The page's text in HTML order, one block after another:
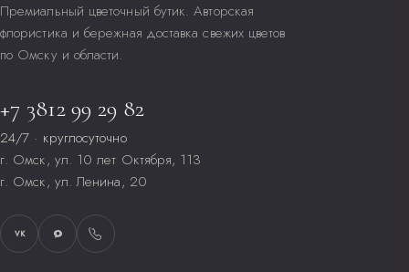
Премиальный цветочный бутик. Авторская
флористика и бережная доставка свежих цветов
по Омску и области.
+7 3812 99 29 82
24/7 · круглосуточно
г. Омск, ул. 10 лет Октября, 113
г. Омск, ул. Ленина, 20
VK